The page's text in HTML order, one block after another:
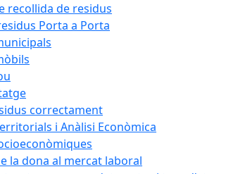
recollida de residus
Porta a Porta
correctament
i Anàlisi Econòmica
la dona al mercat laboral